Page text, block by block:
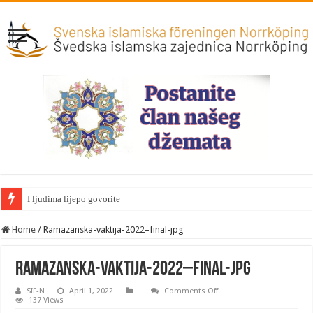
I ljudima lijepo govorite
Home / Ramazanska-vaktija-2022–final-jpg
Ramazanska-vaktija-2022–final-jpg
SIF-N April 1, 2022 Comments Offon
137 Views